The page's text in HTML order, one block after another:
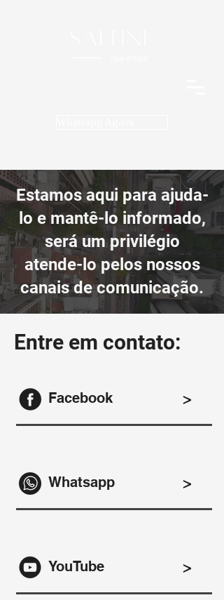
Estamos aqui para ajuda-
lo e mantê-lo informado,
será um privilégio
atende-lo pelos nossos
canais de comunicação.
Entre em contato:
>
Facebook
>
Whatsapp
>
YouTube